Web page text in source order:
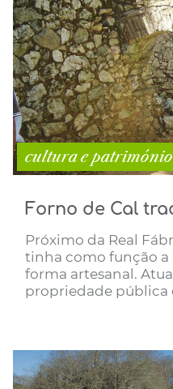
cultura e património
Forno de Cal
Próximo da Real
tinha como função a
forma artesanal.
propriedade pública